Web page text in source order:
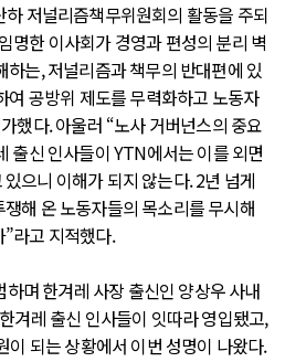
저널리즘책무위원회의 활동을 주되
명한 이사회가 경영과 편성의 분리 벽
하는, 저널리즘과 책무의 반대편에 있
여 공방위 제도를 무력화하고 노동자
했다. 아울러 “노사 거버넌스의 중요
출신 인사들이 YTN에서는 이를 외면
으니 이해가 되지 않는다. 2년 넘게
해 온 노동자들의 목소리를 무시해
라고 지적했다.
며 한겨레 사장 출신인 양상우 사내
겨레 출신 인사들이 잇따라 영입됐고,
이 되는 상황에서 이번 성명이 나왔다.